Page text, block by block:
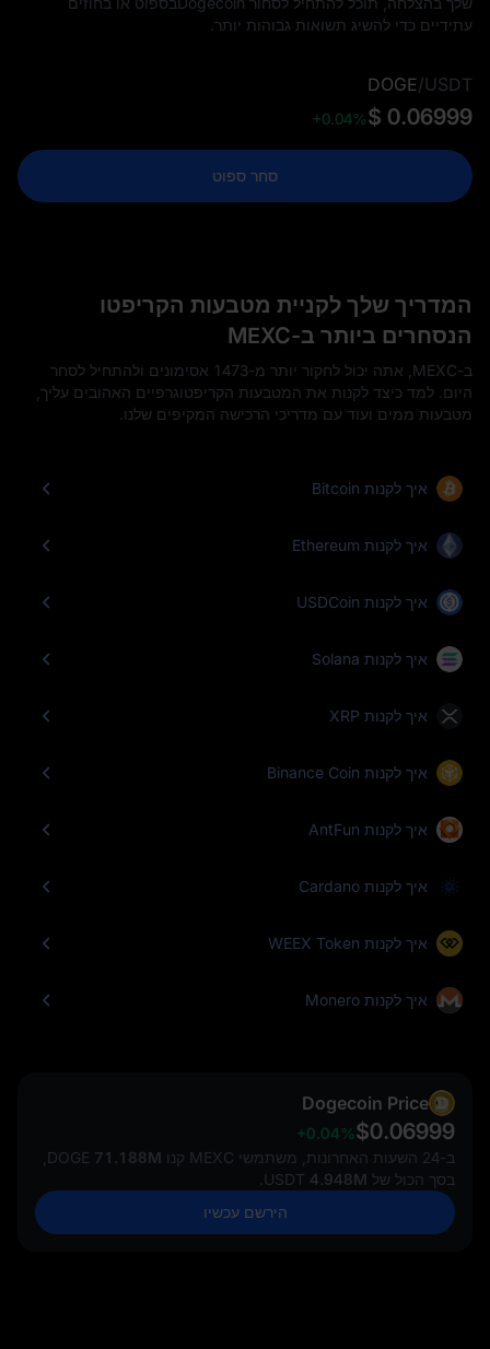
עתידיים כדי להשיג תשואות גבוהות יותר.
DOGE/USDT
$ 0.06999
+0.04%
סחר ספוט
המדריך שלך לקניית מטבעות הקריפטו
הנסחרים ביותר ב-MEXC
ב-MEXC, אתה יכול לחקור יותר מ-1473 אסימונים ולהתחיל לסחר
היום. למד כיצד לקנות את המטבעות הקריפטוגרפיים האהובים עליך,
מטבעות ממים ועוד עם מדריכי הרכישה המקיפים שלנו.
איך לקנות Bitcoin
איך לקנות Ethereum
איך לקנות USDCoin
איך לקנות Solana
איך לקנות XRP
איך לקנות Binance Coin
איך לקנות AntFun
איך לקנות Cardano
איך לקנות WEEX Token
איך לקנות Monero
Dogecoin Price
$0.06999
+0.04%
ב-24 השעות האחרונות, משתמשי MEXC קנו
71.188M
בסך הכול של 4.948M
הירשם עכשיו